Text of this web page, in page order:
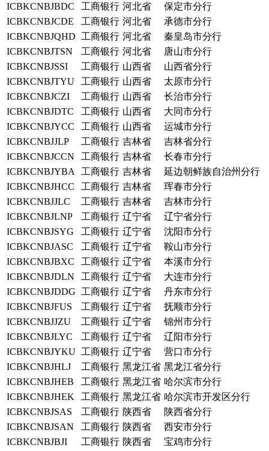
ICBKCNBJBDC
工商银行 河北省
保定市分行
ICBKCNBJCDE
工商银行 河北省
承德市分行
ICBKCNBJQHD
工商银行 河北省
秦皇岛市分行
ICBKCNBJTSN
工商银行 河北省
唐山市分行
ICBKCNBJSSI
工商银行 山西省
山西省分行
ICBKCNBJTYU
工商银行 山西省
太原市分行
ICBKCNBJCZI
工商银行 山西省
长治市分行
ICBKCNBJDTC
工商银行 山西省
大同市分行
ICBKCNBJYCC
工商银行 山西省
运城市分行
ICBKCNBJJLP
工商银行 吉林省
吉林省分行
ICBKCNBJCCN
工商银行 吉林省
长春市分行
ICBKCNBJYBA
工商银行 吉林省
延边朝鲜族自治州分行
ICBKCNBJHCC
工商银行 吉林省
珲春市分行
ICBKCNBJJLC
工商银行 吉林省
吉林市分行
ICBKCNBJLNP
工商银行 辽宁省
辽宁省分行
ICBKCNBJSYG
工商银行 辽宁省
沈阳市分行
ICBKCNBJASC
工商银行 辽宁省
鞍山市分行
ICBKCNBJBXC
工商银行 辽宁省
本溪市分行
ICBKCNBJDLN
工商银行 辽宁省
大连市分行
ICBKCNBJDDG
工商银行 辽宁省
丹东市分行
ICBKCNBJFUS
工商银行 辽宁省
抚顺市分行
ICBKCNBJJZU
工商银行 辽宁省
锦州市分行
ICBKCNBJLYC
工商银行 辽宁省
辽阳市分行
ICBKCNBJYKU 工商银行 辽宁省
营口市分行
ICBKCNBJHLJ
工商银行 黑龙江省 黑龙江省分行
ICBKCNBJHEB
工商银行 黑龙江省 哈尔滨市分行
ICBKCNBJHEK
工商银行 黑龙江省 哈尔滨市开发区分行
ICBKCNBJSAS
工商银行 陕西省
陕西省分行
ICBKCNBJSAN
工商银行 陕西省
西安市分行
ICBKCNBJBJI
工商银行 陕西省 宝鸡市分行